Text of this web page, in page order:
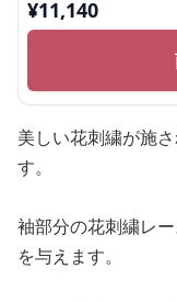
¥11,140
美しい花刺繍が施
す。
袖部分の花刺繍レ
を与えます。